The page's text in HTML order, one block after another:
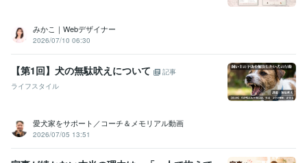
みかこ｜Webデザイナー
2026/07/10 06:30
【第1回】犬の無駄吠えについて
記事
ライフスタイル
愛犬家をサポート／コーチ＆メモリアル動画
2026/07/05 13:51